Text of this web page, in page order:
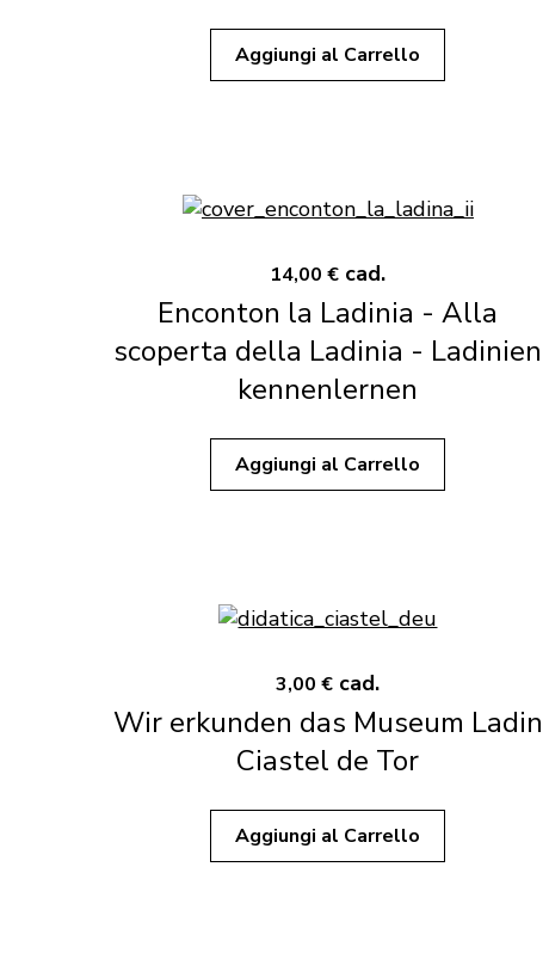
Aggiungi al Carrello
14,00 € cad.
Enconton la Ladinia - Alla
scoperta della Ladinia - Ladinien
kennenlernen
Aggiungi al Carrello
3,00 € cad.
Wir erkunden das Museum Ladin
Ciastel de Tor
Aggiungi al Carrello